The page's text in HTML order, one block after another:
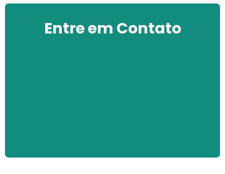
Entre em Contato